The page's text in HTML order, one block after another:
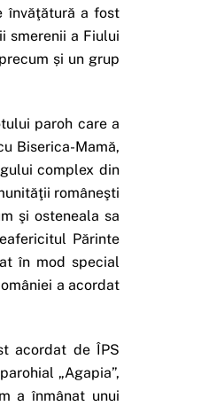
învăţătură a fost
smerenii a Fiului
și un grup
paroh care a
Biserica-Mamă,
complex din
româneşti
şi osteneala sa
Părinte
în mod special
a acordat
acordat de ÎPS
„Agapia”,
a înmânat unui